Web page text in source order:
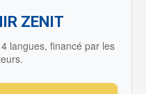
ZENIT
langues, financé par les